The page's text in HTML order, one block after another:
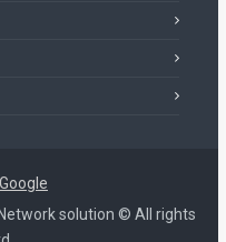
Google
solution © All rights